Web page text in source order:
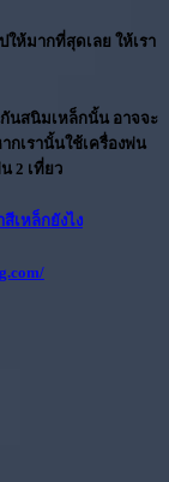
ห้มากที่สุดเลย ให้เรา
นสนิมเหล็กนั้น อาจจะ
กเรานั้นใช้เครื่องพ่น
2 เที่ยว
สีเหล็กยังไง